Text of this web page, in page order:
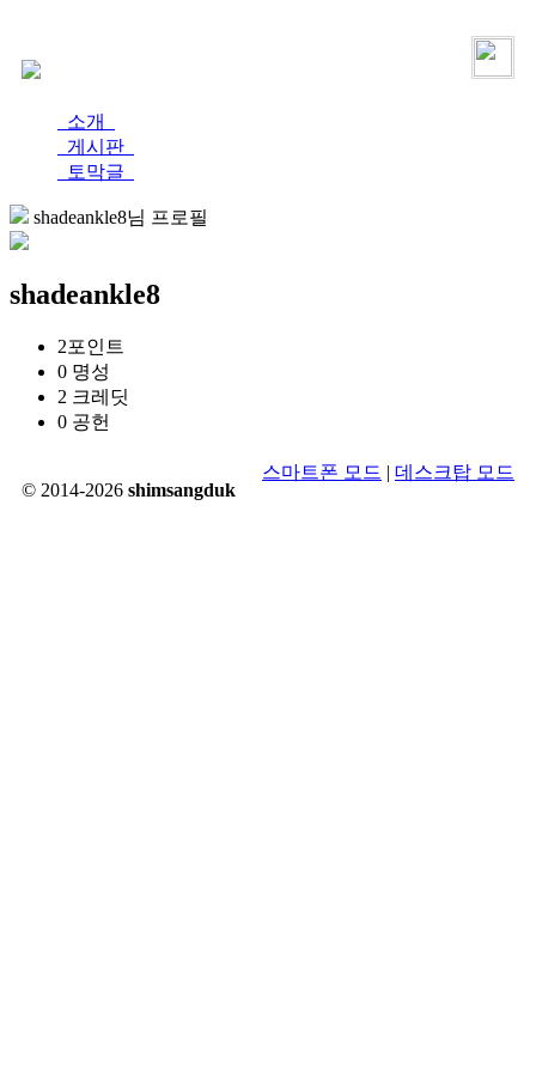
소개
게시판
토막글
shadeankle8님 프로필
shadeankle8
2포인트
0 명성
2 크레딧
0 공헌
© 2014-2026 shimsangduk
스마트폰 모드 | 데스크탑 모드